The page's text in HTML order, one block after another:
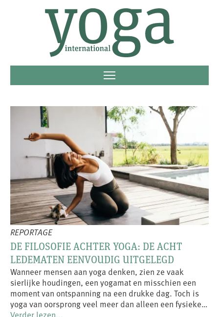
REPORTAGE
DE FILOSOFIE ACHTER YOGA: DE ACHT
LEDEMATEN EENVOUDIG UITGELEGD
Wanneer mensen aan yoga denken, zien ze vaak
sierlijke houdingen, een yogamat en misschien een
moment van ontspanning na een drukke dag. Toch is
yoga van oorsprong veel meer dan alleen een fysieke…
Verder lezen...